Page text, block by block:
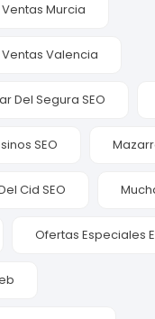
Ventas Murcia
Ventas Valencia
Del Segura SEO
SEO
Cid SEO
Ofertas Especiales